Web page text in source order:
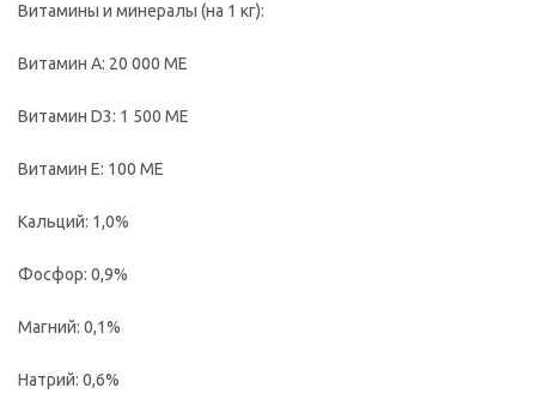
Витамины и минералы (на 1 кг):
Витамин А: 20 000 МЕ
Витамин D3: 1 500 МЕ
Витамин Е: 100 МЕ
Кальций: 1,0%
Фосфор: 0,9%
Магний: 0,1%
Натрий: 0,6%